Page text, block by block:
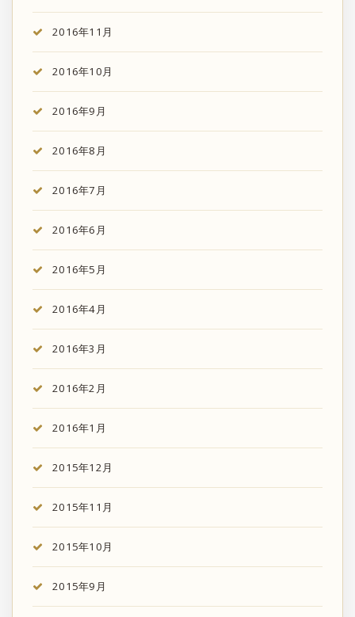
2016年11月
2016年10月
2016年9月
2016年8月
2016年7月
2016年6月
2016年5月
2016年4月
2016年3月
2016年2月
2016年1月
2015年12月
2015年11月
2015年10月
2015年9月